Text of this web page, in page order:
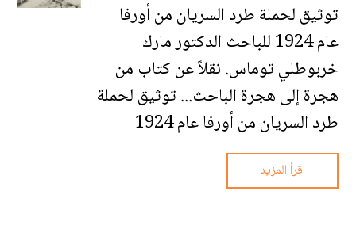
توثيق لحملة طرد السريان من أورفا
عام 1924 للباحث الدكتور مارك
خربوطلي توماس. نقلاً عن كتاب من
هجرة إلى هجرة الباحث... توثيق لحملة
طرد السريان من أورفا عام 1924
اقرأ المزيد